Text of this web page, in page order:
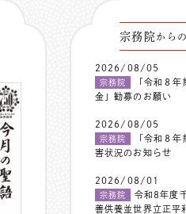
宗務院からの
2026/08/05
宗務院
「令和８
金」勧募のお願い
2026/08/05
宗務院
「令和８
害状況のお知らせ
2026/08/01
宗務院
令和8年度
善供養並世界立正平